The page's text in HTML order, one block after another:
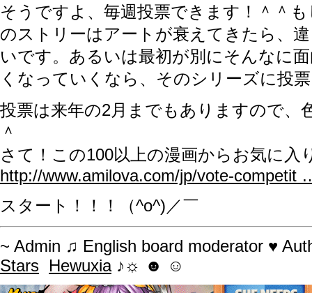
そうですよ、毎週投票できます！＾＾
のストリーはアートが衰えてきたら、
いです。あるいは最初が別にそんなに
くなっていくなら、そのシリーズに投
投票は来年の2月までもありますので、
＾
さて！この100以上の漫画からお気に入
http://www.amilova.com/jp/vote-competit
スタート！！！（^o^)／￣
~ Admin ♫ English board moderator ♥
Stars Hewuxia♪☼ ☻ ☺